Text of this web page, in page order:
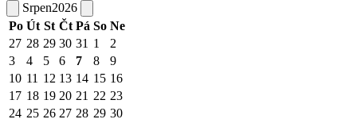
Srpen2026
Po Út St Čt Pá So Ne
27 28 29 30 31 1
2
3
4 5 6 7 8
9
10 11 12 13 14 15 16
17 18 19 20 21 22 23
24 25 26 27 28 29 30